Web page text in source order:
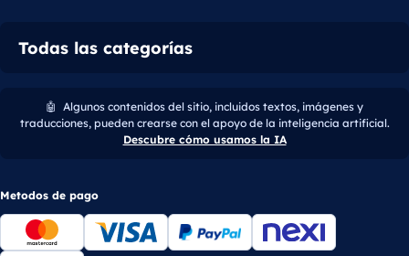
Todas las categorías
🤖 Algunos contenidos del sitio, incluidos textos, imágenes y
traducciones, pueden crearse con el apoyo de la inteligencia artificial.
Descubre cómo usamos la IA
Metodos de pago